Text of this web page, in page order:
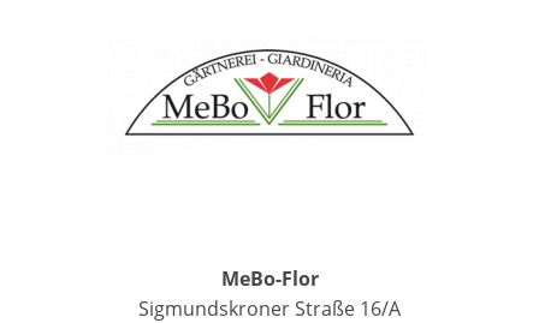
MeBo-Flor
Sigmundskroner Straße 16/A